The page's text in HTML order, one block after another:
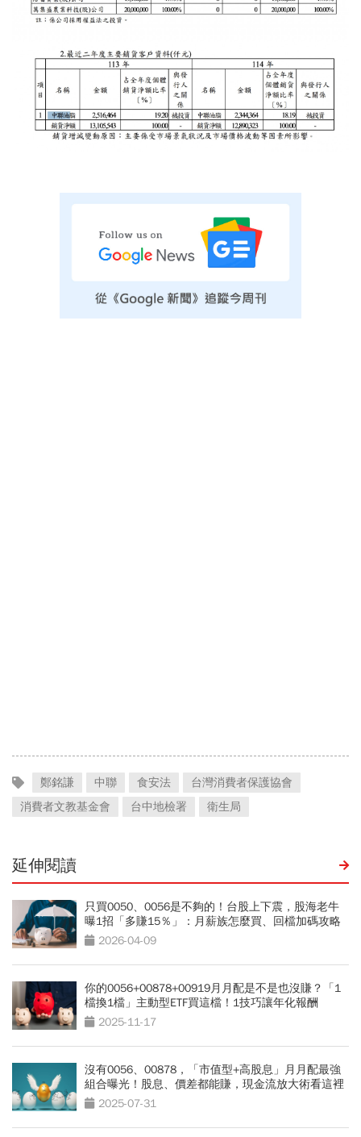
鄭銘謙 中聯 食安法
台灣消費者保護協會
消費者文教基金會
台中地檢署 衛生局
延伸閱讀
只買0050、0056是不夠的！台股上下震，股海老牛
曝1招「多賺15％」：月薪族怎麼買、回檔加碼攻略
2026-04-09
你的0056+00878+00919月月配是不是也沒賺？「1
檔換1檔」主動型ETF買這檔！1技巧讓年化報酬
10→22%
2025-11-17
沒有0056、00878，「市值型+高股息」月月配最強
組合曝光！股息、價差都能賺，現金流放大術看這裡
2025-07-31